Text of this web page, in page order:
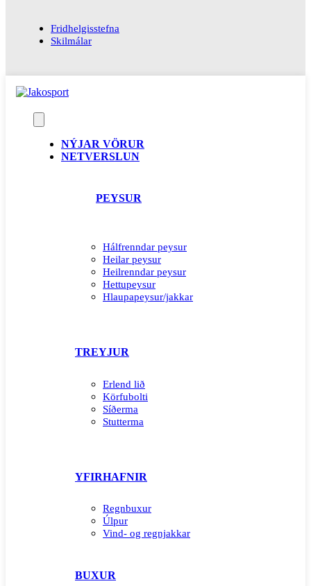
Fridhelgisstefna
Skilmálar
NÝJAR VÖRUR
NETVERSLUN
PEYSUR
Hálfrenndar peysur
Heilar peysur
Heilrenndar peysur
Hettupeysur
Hlaupapeysur/jakkar
TREYJUR
Erlend lið
Körfubolti
Síðerma
Stutterma
YFIRHAFNIR
Regnbuxur
Úlpur
Vind- og regnjakkar
BUXUR